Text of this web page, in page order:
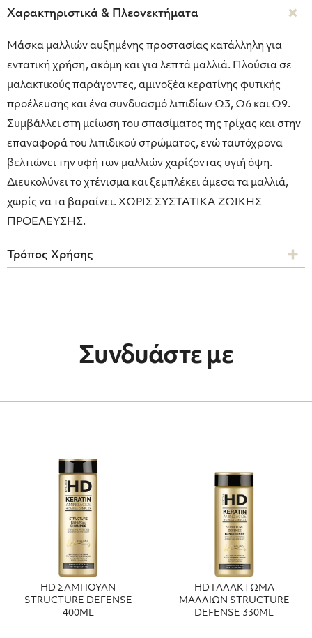
Χαρακτηριστικά & Πλεονεκτήματα
Μάσκα μαλλιών αυξημένης προστασίας κατάλληλη για
εντατική χρήση, ακόμη και για λεπτά μαλλιά. Πλούσια σε
μαλακτικούς παράγοντες, αμινοξέα κερατίνης φυτικής
προέλευσης και ένα συνδυασμό λιπιδίων Ω3, Ω6 και Ω9.
Συμβάλλει στη μείωση του σπασίματος της τρίχας και στην
επαναφορά του λιπιδικού στρώματος, ενώ ταυτόχρονα
βελτιώνει την υφή των μαλλιών χαρίζοντας υγιή όψη.
Διευκολύνει το χτένισμα και ξεμπλέκει άμεσα τα μαλλιά,
χωρίς να τα βαραίνει. ΧΩΡΙΣ ΣΥΣΤΑΤΙΚΑ ΖΩΙΚΗΣ
ΠΡΟΕΛΕΥΣΗΣ.
Τρόπος Χρήσης
Συνδυάστε με
HD ΣΑΜΠΟΥΑΝ
STRUCTURE DEFENSE
400ML
HD ΓΑΛΑΚΤΩΜΑ
ΜΑΛΛΙΩΝ STRUCTURE
DEFENSE 330ML